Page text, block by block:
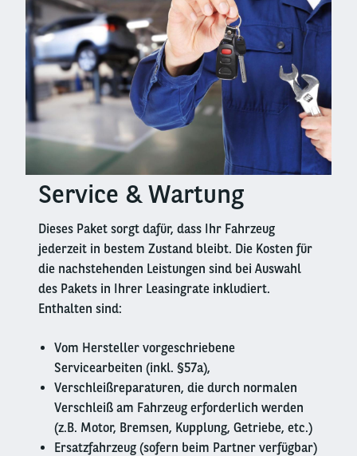
Right
columnService & Wartung
Dieses Paket sorgt dafür, dass Ihr Fahrzeug
jederzeit in bestem Zustand bleibt. Die Kosten für
die nachstehenden Leistungen sind bei Auswahl
des Pakets in Ihrer Leasingrate inkludiert.
Enthalten sind:
Vom Hersteller vorgeschriebene
Servicearbeiten (inkl. §57a),
Verschleißreparaturen, die durch normalen
Verschleiß am Fahrzeug erforderlich werden
(z.B. Motor, Bremsen, Kupplung, Getriebe, etc.)
Ersatzfahrzeug (sofern beim Partner verfügbar)